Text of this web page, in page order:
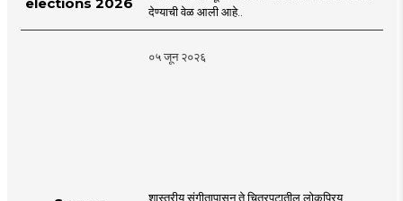
देण्याची वेळ आली आहे..
०५ जून २०२६
शास्त्रीय संगीतापासून ते चित्रपटातील लोकप्रिय